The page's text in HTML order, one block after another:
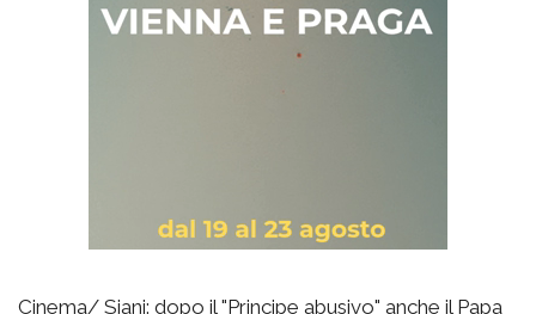
Cinema/ Siani: dopo il "Principe abusivo" anche il Papa